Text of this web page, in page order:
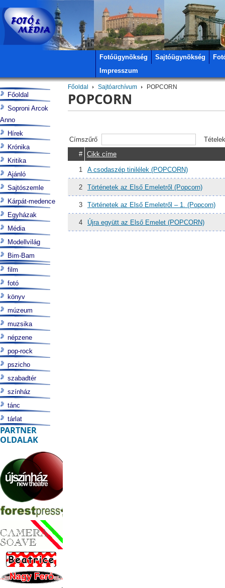
Fotóügynökség Sajtóügynökség
Impresszum
Főoldal Sajtóarchívum POPCORN
POPCORN
Címszűrő
#
Cikk címe
1 A csodaszép tinilélek (POPCORN)
2 Történetek az Első Emeletről (Popcorn)
3 Történetek az Első Emeletről – 1. (Popcorn)
4 Újra együtt az Első Emelet (POPCORN)
Főoldal
Soproni Arcok
Anno
Hírek
Krónika
Kritika
Ajánló
Sajtószemle
Kárpát-medence
Egyházak
Média
Modellvilág
Bim-Bam
film
fotó
könyv
múzeum
muzsika
népzene
pop-rock
pszicho
szabadtér
színház
tánc
tárlat
PARTNER
OLDALAK